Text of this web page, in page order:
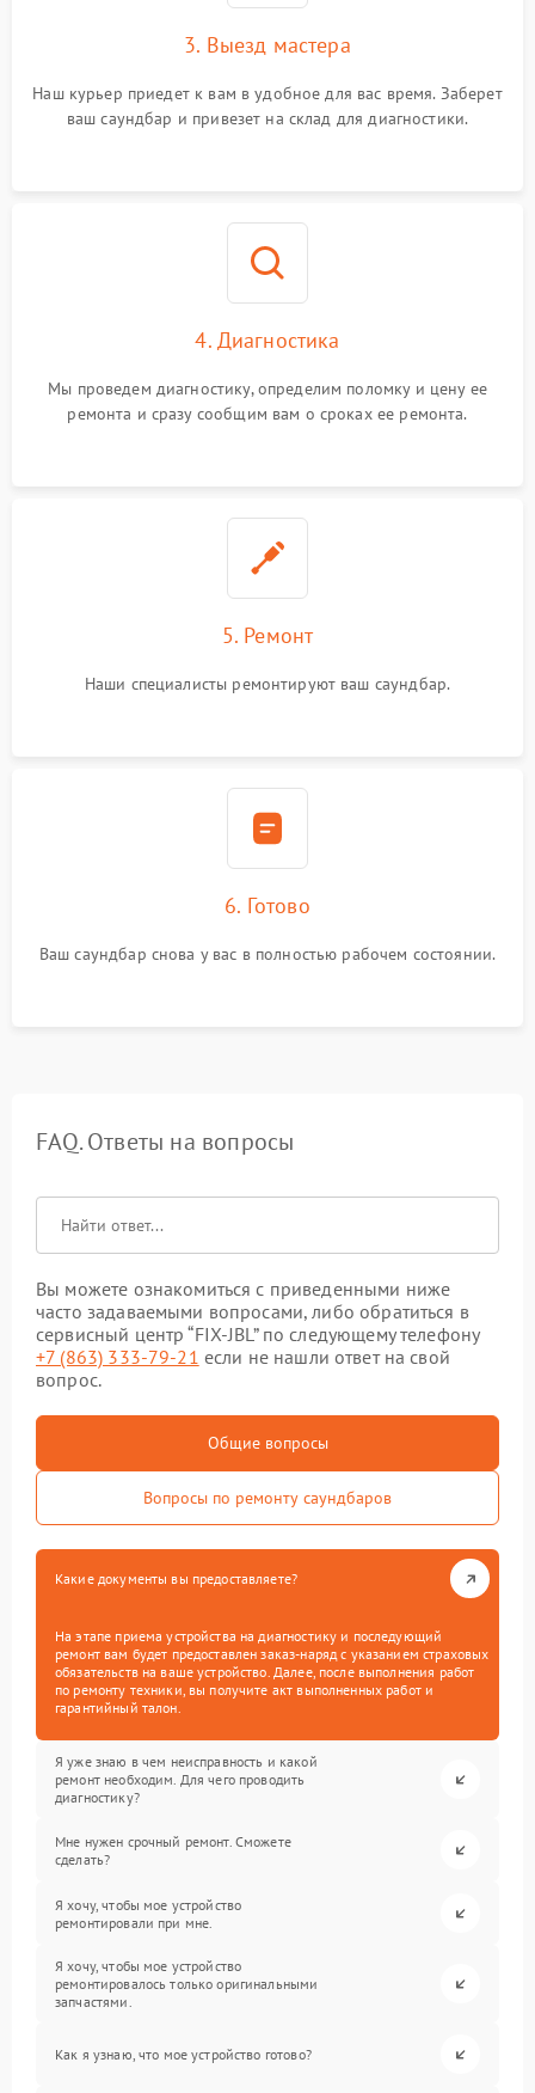
3. Выезд мастера
Наш курьер приедет к вам в удобное для вас время. Заберет
ваш саундбар и привезет на склад для диагностики.
4. Диагностика
Мы проведем диагностику, определим поломку и цену ее
ремонта и сразу сообщим вам о сроках ее ремонта.
5. Ремонт
Наши специалисты ремонтируют ваш саундбар.
6. Готово
Ваш саундбар снова у вас в полностью рабочем состоянии.
FAQ. Ответы на вопросы
Вы можете ознакомиться с приведенными ниже
часто задаваемыми вопросами, либо обратиться в
сервисный центр “FIX-JBL” по следующему телефону
+7 (863) 333-79-21 если не нашли ответ на свой
вопрос.
Общие вопросы
Вопросы по ремонту саундбаров
Какие документы вы предоставляете?
На этапе приема устройства на диагностику и последующий
ремонт вам будет предоставлен заказ-наряд с указанием страховых
обязательств на ваше устройство. Далее, после выполнения работ
по ремонту техники, вы получите акт выполненных работ и
гарантийный талон.
Я уже знаю в чем неисправность и какой
ремонт необходим. Для чего проводить
диагностику?
Мне нужен срочный ремонт. Сможете
сделать?
Я хочу, чтобы мое устройство
ремонтировали при мне.
Я хочу, чтобы мое устройство
ремонтировалось только оригинальными
запчастями.
Как я узнаю, что мое устройство готово?